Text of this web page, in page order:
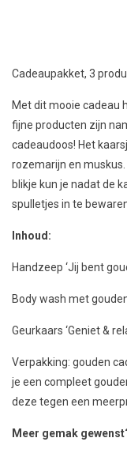
Cadeaupakket, 3
Met dit mooie cadeau
fijne producten zijn
cadeaudoos! Het
rozemarijn en
blikje kun je nadat de
spulletjes in te
Inhoud:
Handzeep ‘Jij bent
Body wash met
Geurkaars ‘Geniet &
Verpakking: gouden
je een compleet
deze tegen een
Meer gemak